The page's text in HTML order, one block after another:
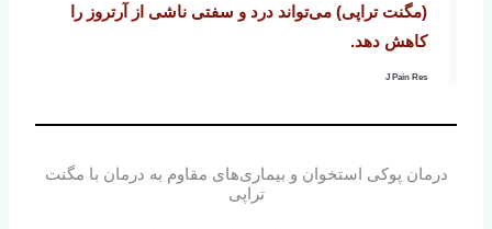
(مگنت تراپی) می‌تواند درد و سفتی ناشی از آرتروز را
کاهش دهد.
J Pain Res
درمان پوکی استخوان و بیماری‌های مقاوم به درمان با مگنت
تراپی